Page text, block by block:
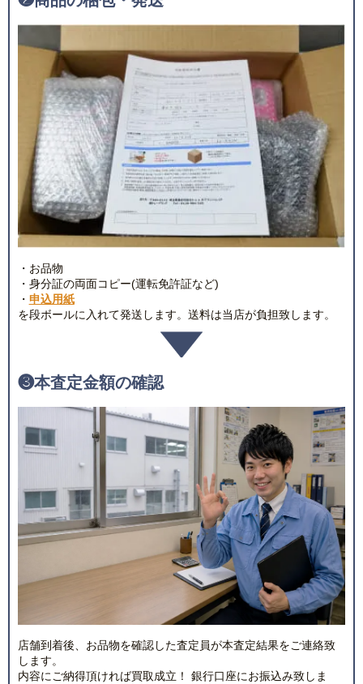
・お品物
・身分証の両面コピー(運転免許証など)
・ 申込用紙
を段ボールに入れて発送します。送料は当店が負担致します。
❸本査定金額の確認
店舗到着後、お品物を確認した査定員が本査定結果をご連絡致
します。
内容にご納得頂ければ買取成立！ 銀行口座にお振込み致しま